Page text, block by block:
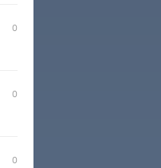
0
0
0